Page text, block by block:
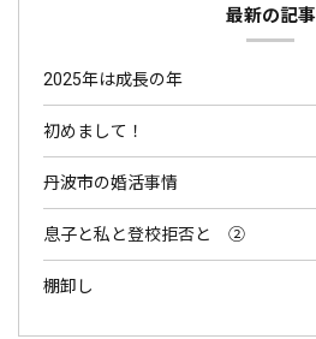
最新の記事
2025年は成長の年
初めまして！
丹波市の婚活事情
息子と私と登校拒否と ②
棚卸し